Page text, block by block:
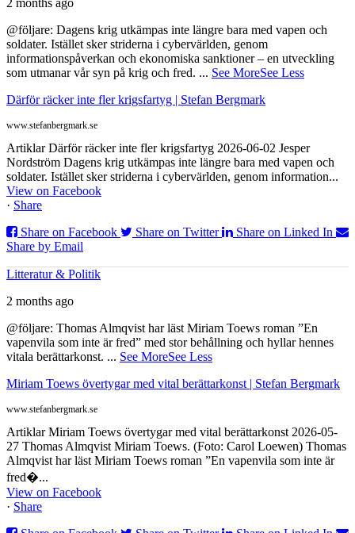
@följare: Dagens krig utkämpas inte längre bara med vapen och
soldater. Istället sker striderna i cybervärlden, genom
informationspåverkan och ekonomiska sanktioner – en utveckling
som utmanar vår syn på krig och fred. ... See MoreSee Less
Därför räcker inte fler krigsfartyg | Stefan Bergmark
www.stefanbergmark.se
Artiklar Därför räcker inte fler krigsfartyg 2026-06-02 Jesper
Nordström Dagens krig utkämpas inte längre bara med vapen och
soldater. Istället sker striderna i cybervärlden, genom information...
View on Facebook
· Share
Share on Facebook
Share on Twitter
Share on Linked In
Share by Email
Litteratur & Politik
2 months ago
@följare: Thomas Almqvist har läst Miriam Toews roman ”En
vapenvila som inte är fred” med stor behållning och hyllar hennes
vitala berättarkonst. ... See MoreSee Less
Miriam Toews övertygar med vital berättarkonst | Stefan Bergmark
www.stefanbergmark.se
Artiklar Miriam Toews övertygar med vital berättarkonst 2026-05-
27 Thomas Almqvist Miriam Toews. (Foto: Carol Loewen) Thomas
Almqvist har läst Miriam Toews roman ”En vapenvila som inte är
fred�...
View on Facebook
· Share